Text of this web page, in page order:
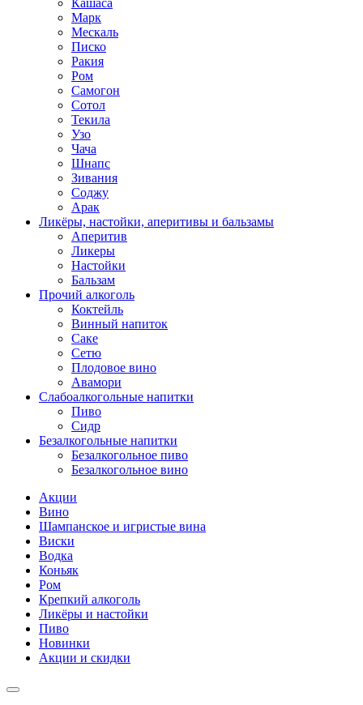
Кашаса
Марк
Мескаль
Писко
Ракия
Ром
Самогон
Сотол
Текила
Узо
Чача
Шнапс
Зивания
Соджу
Арак
Ликёры, настойки, аперитивы и бальзамы
Аперитив
Ликеры
Настойки
Бальзам
Прочий алкоголь
Коктейль
Винный напиток
Саке
Сетю
Плодовое вино
Авамори
Слабоалкогольные напитки
Пиво
Сидр
Безалкогольные напитки
Безалкогольное пиво
Безалкогольное вино
Акции
Вино
Шампанское и игристые вина
Виски
Водка
Коньяк
Ром
Крепкий алкоголь
Ликёры и настойки
Пиво
Новинки
Акции и скидки